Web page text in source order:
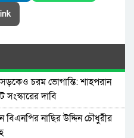
চরম ভোগান্তি: শাহপরান
সংস্কারের দাবি
বিএনপির নাছির উদ্দিন চৌধুরীর